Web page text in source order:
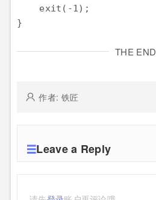
THE END
作者: 铁匠
Leave a Reply